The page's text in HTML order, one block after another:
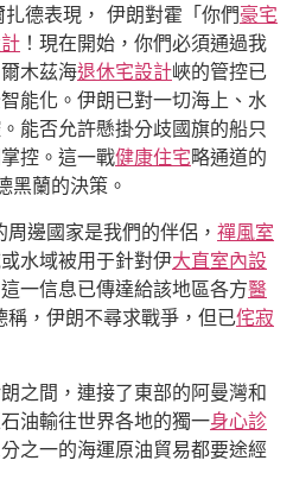
德表現， 伊朗對霍「你們豪宅
！現在開始，你們必須通過我
木茲海退休宅設計峽的管控已
能化。伊朗已對一切海上、水
能否允許懸掛分歧國旗的船只
控。這一戰健康住宅略通道的
黑蘭的決策。
邊國家是我們的伴侶， 禪風室
水域被用于針對伊大直室內設
一信息已傳達給該地區各方醫
稱，伊朗不尋求戰爭，但已侘寂
之間，連接了東部的阿曼灣和
油輸往世界各地的獨一身心診
之一的海運原油貿易都要途經